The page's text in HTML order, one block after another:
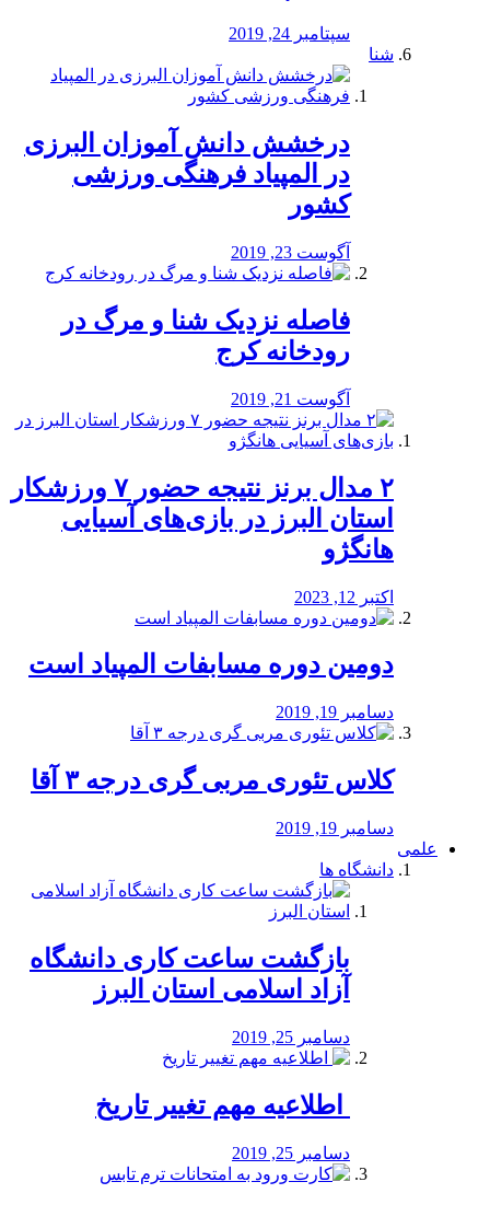
سپتامبر 24, 2019
شنا
درخشش دانش آموزان البرزی
در المپیاد فرهنگی ورزشی
کشور
آگوست 23, 2019
️فاصله نزدیک شنا و مرگ در
رودخانه کرج
آگوست 21, 2019
۲ مدال برنز نتیجه حضور ۷ ورزشکار
استان البرز در بازی‌های آسیایی
هانگژو
اکتبر 12, 2023
دومین دوره مسابفات المپیاد است
دسامبر 19, 2019
کلاس تئوری مربی گری درجه ۳ آقا
دسامبر 19, 2019
علمی
دانشگاه ها
بازگشت ساعت کاری دانشگاه
آزاد اسلامی استان البرز
دسامبر 25, 2019
️ اطلاعیه مهم تغییر تاریخ
دسامبر 25, 2019